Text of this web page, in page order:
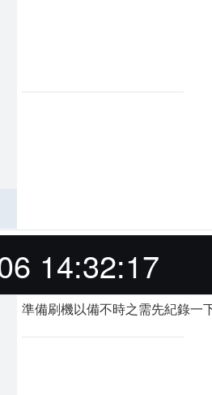
14:32:17
準備刷機以備不時之需先紀錄一